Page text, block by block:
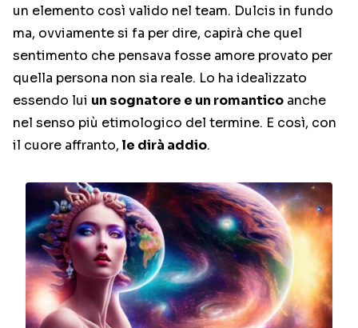
un elemento così valido nel team. Dulcis in fundo
ma, ovviamente si fa per dire, capirà che quel
sentimento che pensava fosse amore provato per
quella persona non sia reale. Lo ha idealizzato
essendo lui un sognatore e un romantico anche
nel senso più etimologico del termine. E così, con
il cuore affranto, le dirà addio.